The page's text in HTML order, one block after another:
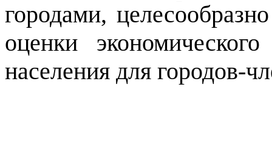
городами, целесообразно
оценки
населения для городов-